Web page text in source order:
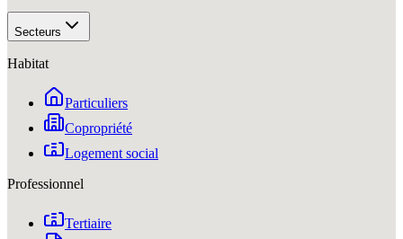
Secteurs
Habitat
Particuliers
Copropriété
Logement social
Professionnel
Tertiaire